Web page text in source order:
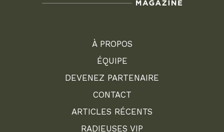
À PROPOS
ÉQUIPE
DEVENEZ PARTENAIRE
CONTACT
ARTICLES RÉCENTS
RADIEUSES VIP